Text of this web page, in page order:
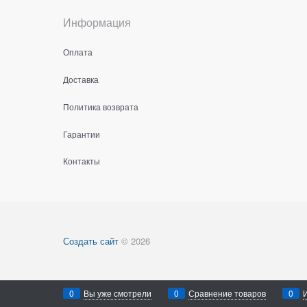
Информация
Оплата
Доставка
Политика возврата
Гарантии
Контакты
Создать сайт © 2026
0 Вы уже смотрели 0 Сравнение товаров 0